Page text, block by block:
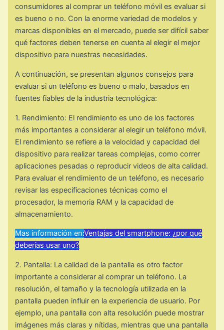
consumidores al comprar un teléfono móvil es evaluar si
es bueno o no. Con la enorme variedad de modelos y
marcas disponibles en el mercado, puede ser difícil saber
qué factores deben tenerse en cuenta al elegir el mejor
dispositivo para nuestras necesidades.
A continuación, se presentan algunos consejos para
evaluar si un teléfono es bueno o malo, basados en
fuentes fiables de la industria tecnológica:
1. Rendimiento: El rendimiento es uno de los factores
más importantes a considerar al elegir un teléfono móvil.
El rendimiento se refiere a la velocidad y capacidad del
dispositivo para realizar tareas complejas, como correr
aplicaciones pesadas o reproducir videos de alta calidad.
Para evaluar el rendimiento de un teléfono, es necesario
revisar las especificaciones técnicas como el
procesador, la memoria RAM y la capacidad de
almacenamiento.
Mas información en:Ventajas del smartphone: ¿por qué
deberías usar uno?
2. Pantalla: La calidad de la pantalla es otro factor
importante a considerar al comprar un teléfono. La
resolución, el tamaño y la tecnología utilizada en la
pantalla pueden influir en la experiencia de usuario. Por
ejemplo, una pantalla con alta resolución puede mostrar
imágenes más claras y nítidas, mientras que una pantalla